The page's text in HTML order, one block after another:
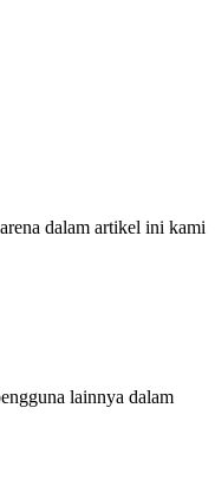
dalam artikel ini kami
lainnya dalam